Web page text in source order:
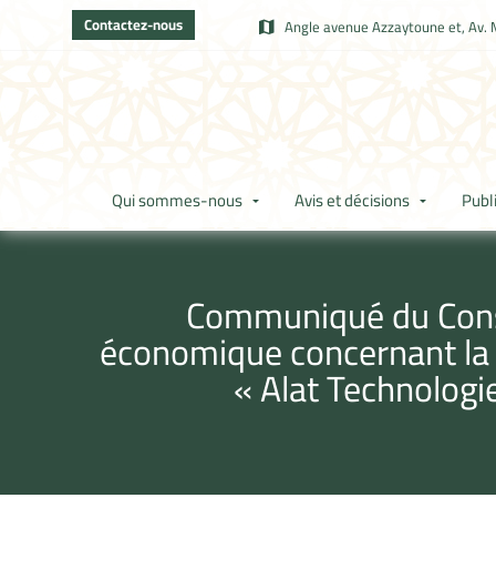
Contactez-nous Angle avenue Azzaytoune et, Av.
Qui sommes-nous Avis et décisions
Communiqué du
économique concernant
« Alat